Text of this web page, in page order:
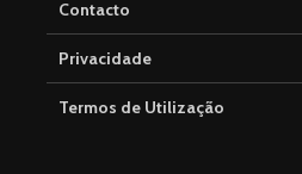
Contacto
Privacidade
Termos de Utilização